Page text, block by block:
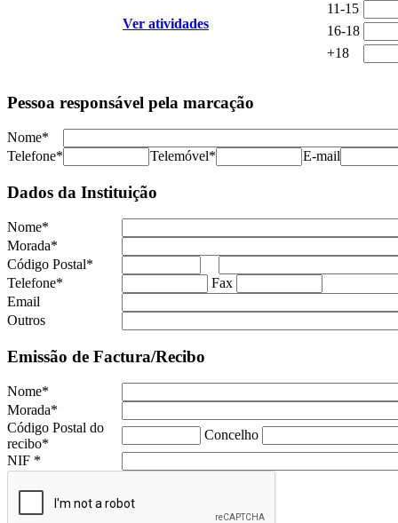
Ver atividades
11-15
16-18
+18
Pessoa responsável pela marcação
Nome*
Telefone* Telemóvel* E-mail
Dados da Instituição
Nome*
Morada*
Código Postal*
Telefone*
Fax
Email
Outros
Emissão de Factura/Recibo
Nome*
Morada*
Código Postal do
recibo*
Concelho
NIF *